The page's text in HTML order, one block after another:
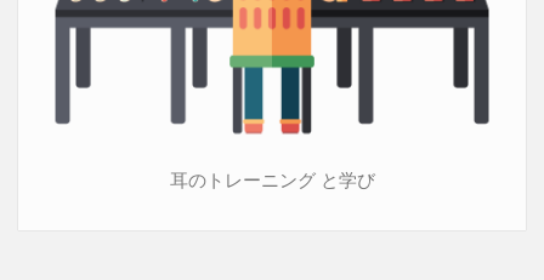
耳のトレーニング と学び